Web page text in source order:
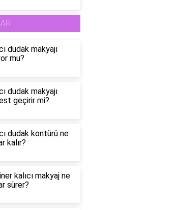
dudak makyajı
mu?
dudak makyajı
geçirir mi?
dudak kontürü ne
kalır?
kalıcı makyaj ne
sürer?